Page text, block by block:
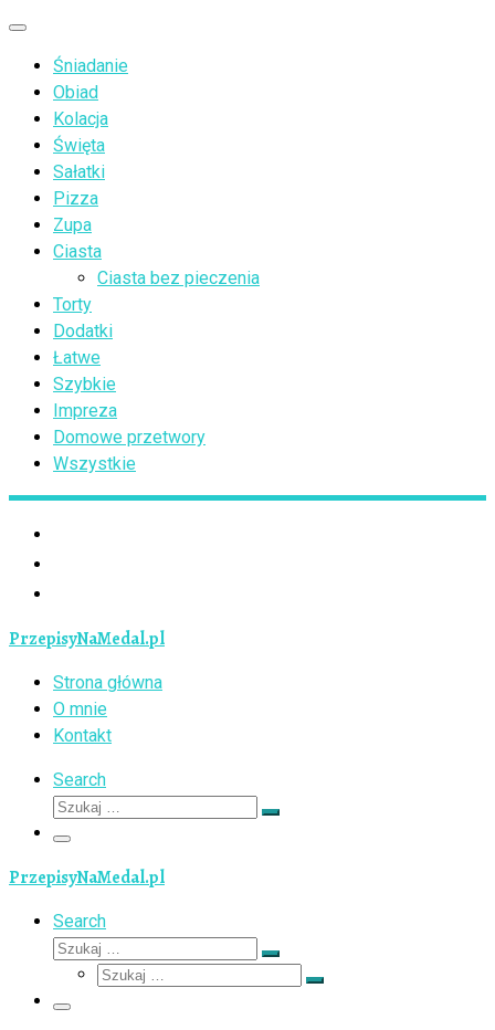
Przejdź
treści
Menu
Śniadanie
Obiad
Kolacja
Święta
Sałatki
Pizza
Zupa
Ciasta
Ciasta bez pieczenia
Torty
Dodatki
Łatwe
Szybkie
Impreza
Domowe przetwory
Wszystkie
PrzepisyNaMedal.pl
Strona główna
O mnie
Kontakt
Search
Szukaj
Szukaj
Menu
PrzepisyNaMedal.pl
Search
Szukaj
Szukaj
Szukaj
Szukaj
Menu